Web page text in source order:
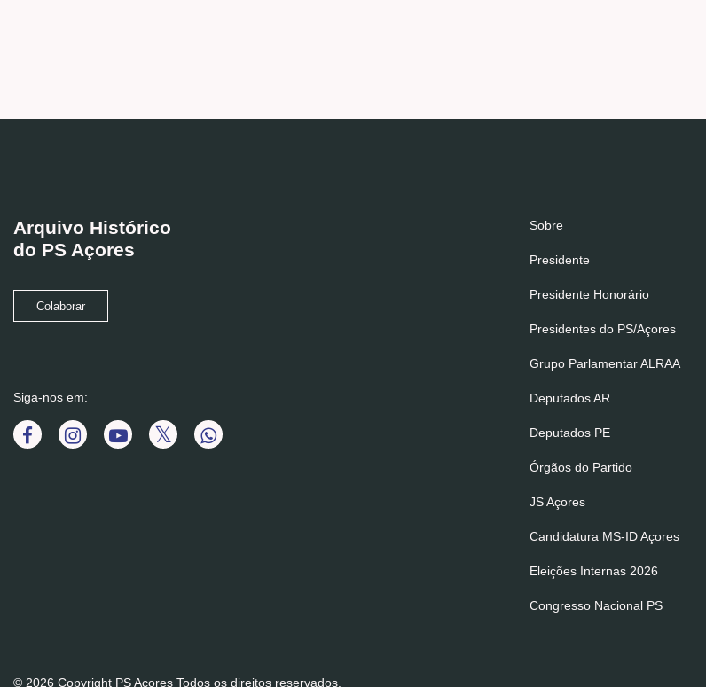
Arquivo Histórico
do PS Açores
Colaborar
Siga-nos em:
Sobre
Presidente
Presidente Honorário
Presidentes do PS/Açores
Grupo Parlamentar ALRAA
Deputados AR
Deputados PE
Órgãos do Partido
JS Açores
Candidatura MS-ID Açores
Eleições Internas 2026
Congresso Nacional PS
© 2026 Copyright PS Açores Todos os direitos reservados.